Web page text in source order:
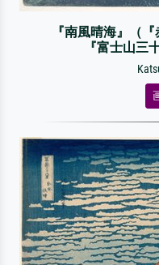
『南風晴海』（
『富士山三